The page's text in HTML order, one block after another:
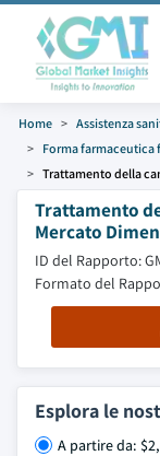
Home Assistenza
Forma farmaceutica
Trattamento della
Trattamento
Mercato
ID del Rapporto:
Formato del
Esplora le
A partire da: